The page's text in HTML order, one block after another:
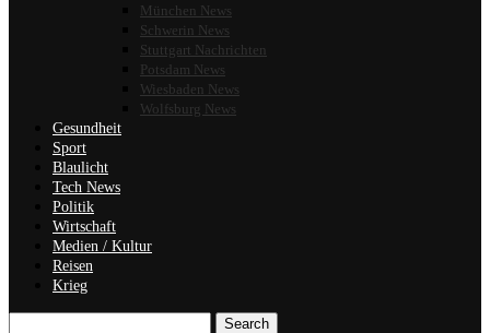
München News
Schwerin News
Stuttgart Nachrichten
Potsdam News
Wiesbaden News
Wolfsburg News
Gesundheit
Sport
Blaulicht
Tech News
Politik
Wirtschaft
Medien / Kultur
Reisen
Krieg
Search